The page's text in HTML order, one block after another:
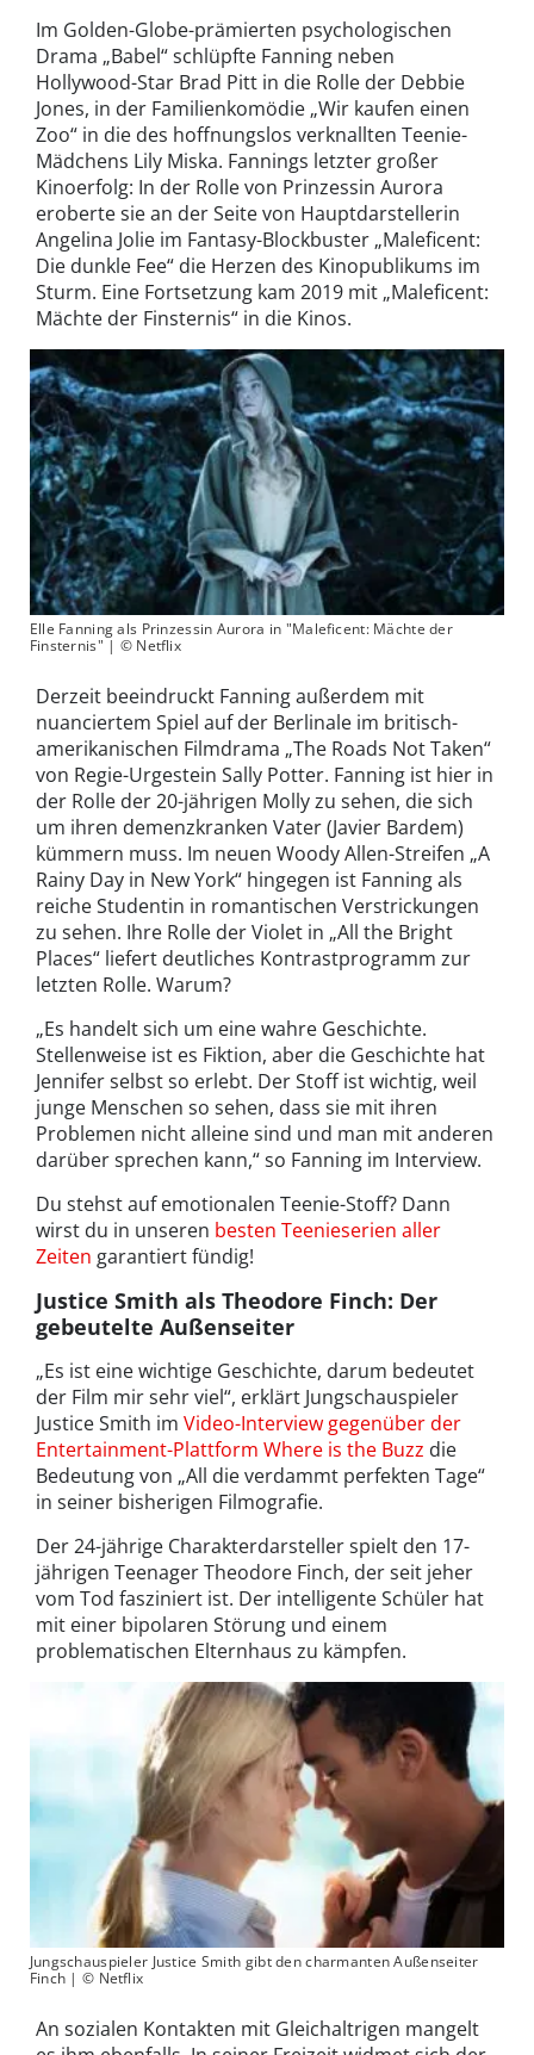
Im Golden-Globe-prämierten psychologischen
Drama „Babel“ schlüpfte Fanning neben
Hollywood-Star Brad Pitt in die Rolle der Debbie
Jones, in der Familienkomödie „Wir kaufen einen
Zoo“ in die des hoffnungslos verknallten Teenie-
Mädchens Lily Miska. Fannings letzter großer
Kinoerfolg: In der Rolle von Prinzessin Aurora
eroberte sie an der Seite von Hauptdarstellerin
Angelina Jolie im Fantasy-Blockbuster „Maleficent:
Die dunkle Fee“ die Herzen des Kinopublikums im
Sturm. Eine Fortsetzung kam 2019 mit „Maleficent:
Mächte der Finsternis“ in die Kinos.
Elle Fanning als Prinzessin Aurora in "Maleficent: Mächte der
Finsternis" | © Netflix
Derzeit beeindruckt Fanning außerdem mit
nuanciertem Spiel auf der Berlinale im britisch-
amerikanischen Filmdrama „The Roads Not Taken“
von Regie-Urgestein Sally Potter. Fanning ist hier in
der Rolle der 20-jährigen Molly zu sehen, die sich
um ihren demenzkranken Vater (Javier Bardem)
kümmern muss. Im neuen Woody Allen-Streifen „A
Rainy Day in New York“ hingegen ist Fanning als
reiche Studentin in romantischen Verstrickungen
zu sehen. Ihre Rolle der Violet in „All the Bright
Places“ liefert deutliches Kontrastprogramm zur
letzten Rolle. Warum?
„Es handelt sich um eine wahre Geschichte.
Stellenweise ist es Fiktion, aber die Geschichte hat
Jennifer selbst so erlebt. Der Stoff ist wichtig, weil
junge Menschen so sehen, dass sie mit ihren
Problemen nicht alleine sind und man mit anderen
darüber sprechen kann,“ so Fanning im Interview.
Du stehst auf emotionalen Teenie-Stoff? Dann
wirst du in unseren besten Teenieserien aller
Zeiten garantiert fündig!
Justice Smith als Theodore Finch: Der
gebeutelte Außenseiter
„Es ist eine wichtige Geschichte, darum bedeutet
der Film mir sehr viel“, erklärt Jungschauspieler
Justice Smith im Video-Interview gegenüber der
Entertainment-Plattform Where is the Buzz die
Bedeutung von „All die verdammt perfekten Tage“
in seiner bisherigen Filmografie.
Der 24-jährige Charakterdarsteller spielt den 17-
jährigen Teenager Theodore Finch, der seit jeher
vom Tod fasziniert ist. Der intelligente Schüler hat
mit einer bipolaren Störung und einem
problematischen Elternhaus zu kämpfen.
Jungschauspieler Justice Smith gibt den charmanten Außenseiter
Finch | © Netflix
An sozialen Kontakten mit Gleichaltrigen mangelt